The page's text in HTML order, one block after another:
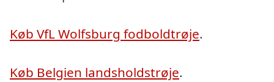
Køb VfL Wolfsburg fodboldtrøje.
Køb Belgien landsholdstrøje.